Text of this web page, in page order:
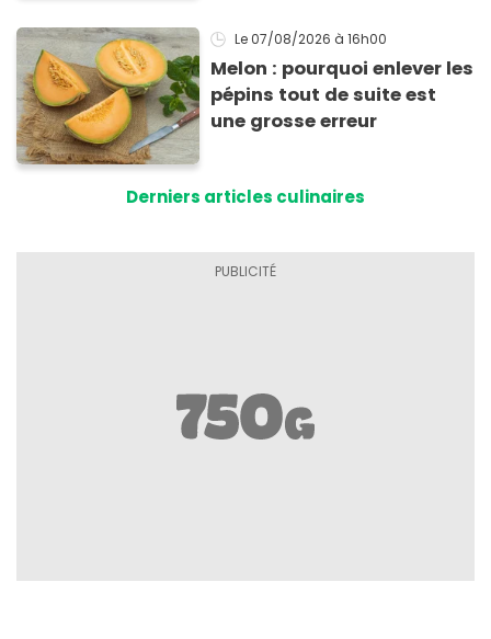
Le 07/08/2026 à 16h00
Melon : pourquoi enlever les
pépins tout de suite est
une grosse erreur
Derniers articles culinaires